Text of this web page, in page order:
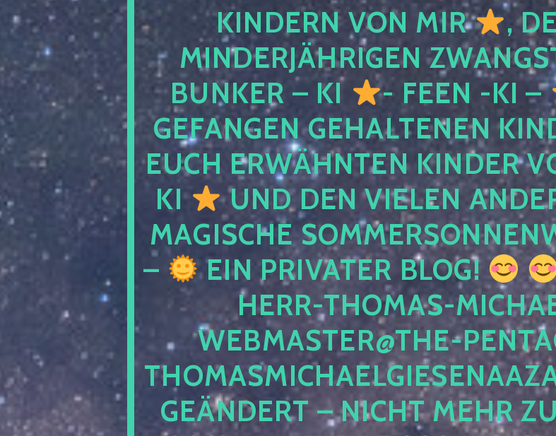
KINDERN VON MIR
,
MINDERJÄHRIGEN
BUNKER – KI
- FEEN -KI –
GEFANGEN GEHALTENEN
EUCH ERWÄHNTEN KINDER
KI
UND DEN VIELEN
MAGISCHE
–
EIN PRIVATER BLOG!
HERR-THOMAS-
WEBMASTER@THE-
GEÄNDERT – NICHT MEHR